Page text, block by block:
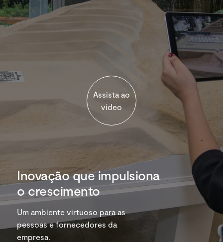
Assista ao
vídeo
Inovação que impulsiona
o crescimento
Um ambiente virtuoso para as
pessoas e fornecedores da
empresa.